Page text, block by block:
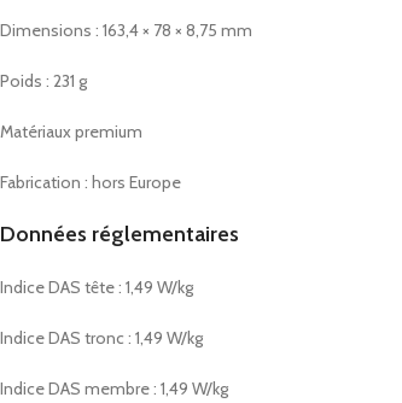
Dimensions : 163,4 × 78 × 8,75 mm
Poids : 231 g
Matériaux premium
Fabrication : hors Europe
Données réglementaires
Indice DAS tête : 1,49 W/kg
Indice DAS tronc : 1,49 W/kg
Indice DAS membre : 1,49 W/kg